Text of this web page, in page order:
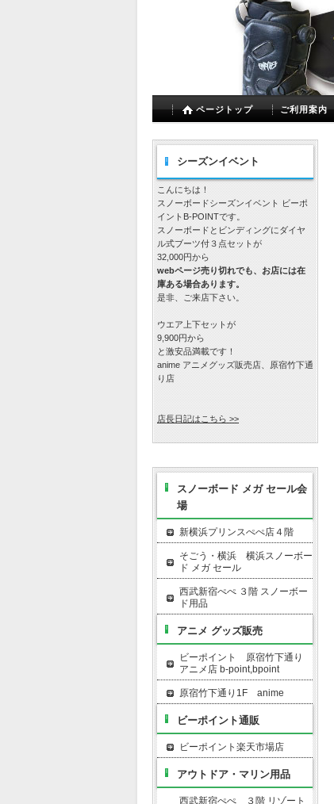
ページトップ ご利用案内
シーズンイベント
こんにちは！
スノーボードシーズンイベント ビーポ
イントB-POINTです。
スノーボードとビンディングにダイヤ
ル式ブーツ付３点セットが
32,000円から
webページ売り切れでも、お店には在
庫ある場合あります。
是非、ご来店下さい。
ウエア上下セットが
9,900円から
と激安品満載です！
anime アニメグッズ販売店、原宿竹下通
り店
店長日記はこちら >>
スノーボード メガ セール会
場
新横浜プリンスぺぺ店４階
そごう・横浜 横浜スノーボー
ド メガ セール
西武新宿ぺぺ ３階 スノーボー
ド用品
アニメ グッズ販売
ビーポイント 原宿竹下通り
アニメ店 b-point,bpoint
原宿竹下通り1F anime
ビーポイント通販
ビーポイント楽天市場店
アウトドア・マリン用品
西武新宿ぺぺ ３階 リゾート